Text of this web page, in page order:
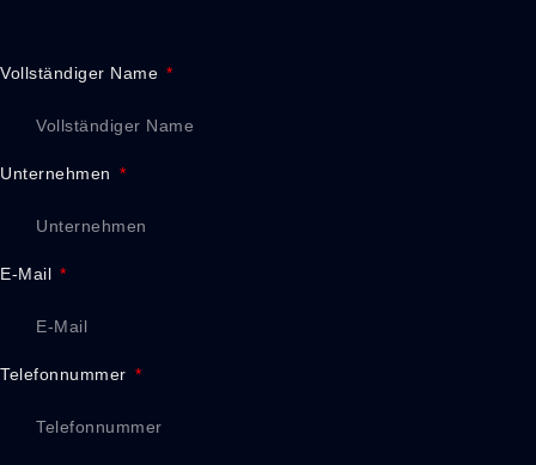
Vollständiger Name
Unternehmen
E-Mail
Telefonnummer